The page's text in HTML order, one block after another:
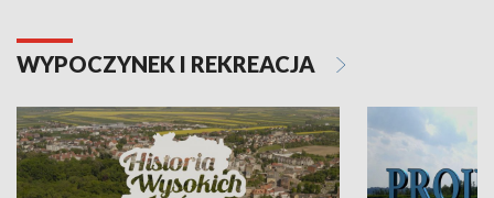
WYPOCZYNEK I REKREACJA